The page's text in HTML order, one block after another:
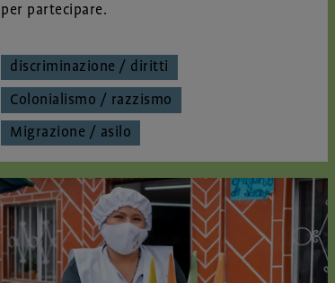
per partecipare.
discriminazione / diritti
Colonialismo / razzismo
Migrazione / asilo